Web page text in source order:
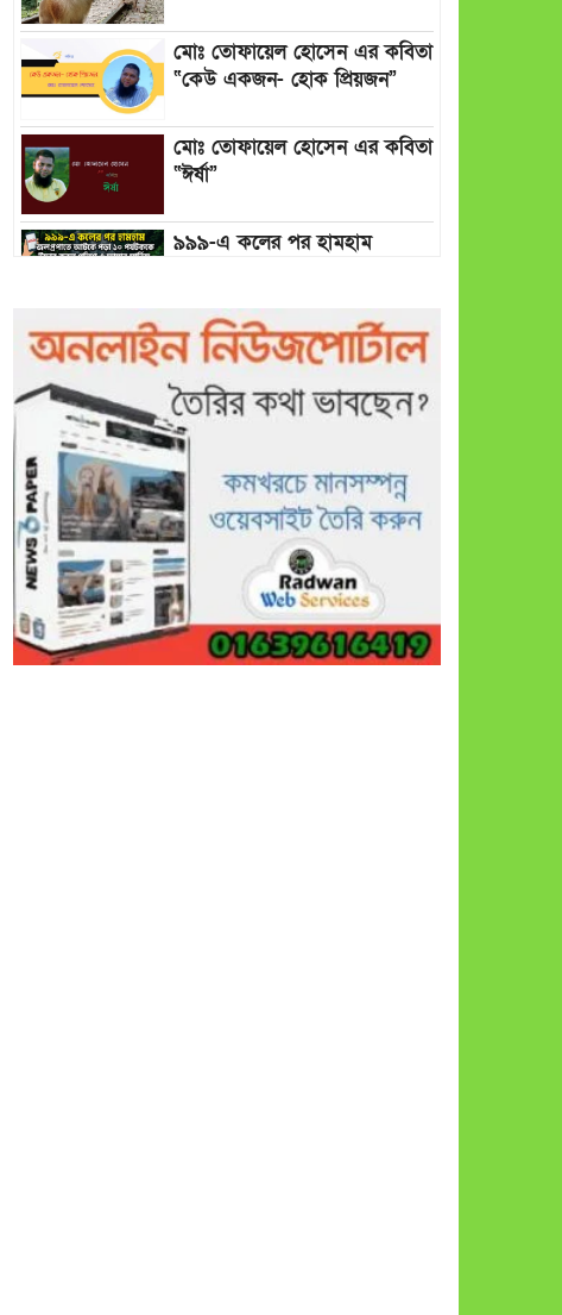
মোঃ তোফায়েল হোসেন এর কবিতা
“কেউ একজন- হোক প্রিয়জন”
মোঃ তোফায়েল হোসেন এর কবিতা
“ঈর্ষা”
৯৯৯-এ কলের পর হামহাম
ফায়ার সার্ভিস
গাছ না কেটে আমাদের পুড়িয়ে
মারলে ভালো হতো’: বন বিভাগের
নিষ্ঠুরতায় নিঃস্ব কৃষক